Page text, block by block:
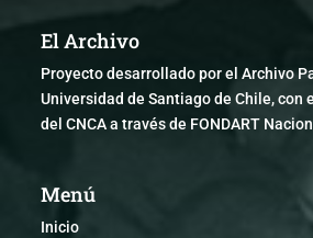
El Archivo
Proyecto desarrollado por el Archivo
Universidad de Santiago de Chile, con
del CNCA a través de FONDART
Menú
Inicio